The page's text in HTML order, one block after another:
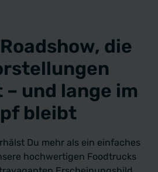
die
und lange im
bleibt
Du mehr als ein einfaches
hochwertigen Foodtrucks